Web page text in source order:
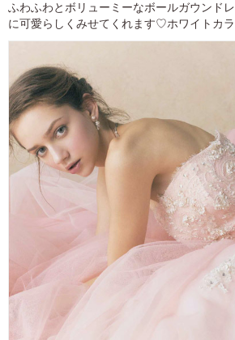
ふわふわとボリューミーなボールガウンド
に可愛らしくみせてくれます♡ホワイトカ